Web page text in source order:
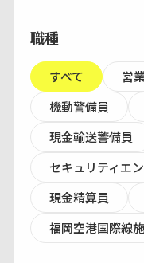
職種
すべて 営
機動警備員
現金輸送警備員
セキュリティエ
現金精算員
福岡空港国際線